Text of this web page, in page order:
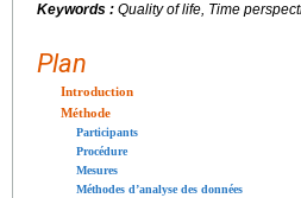
Keywords : Quality of life, Time
Plan
Introduction
Méthode
Participants
Procédure
Mesures
Méthodes d’analyse des données